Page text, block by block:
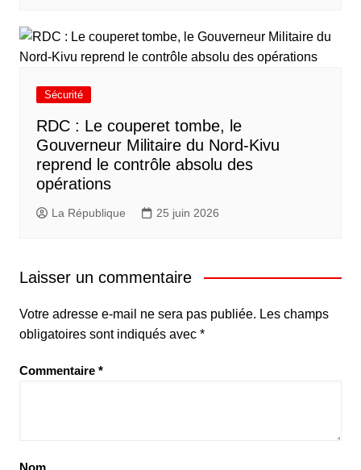
Sécurité
RDC : Le couperet tombe, le
Gouverneur Militaire du Nord-Kivu
reprend le contrôle absolu des
opérations
La République 25 juin 2026
Laisser un commentaire
Votre adresse e-mail ne sera pas publiée. Les champs
obligatoires sont indiqués avec *
Commentaire *
Nom